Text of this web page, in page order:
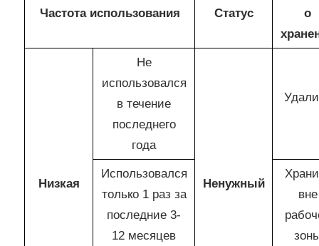
Частота использования Статус
о
Низкая
Не
использовался
в течение
последнего
года
Ненужный
Использовался
только 1 раз за
последние 3-
12 месяцев
вне